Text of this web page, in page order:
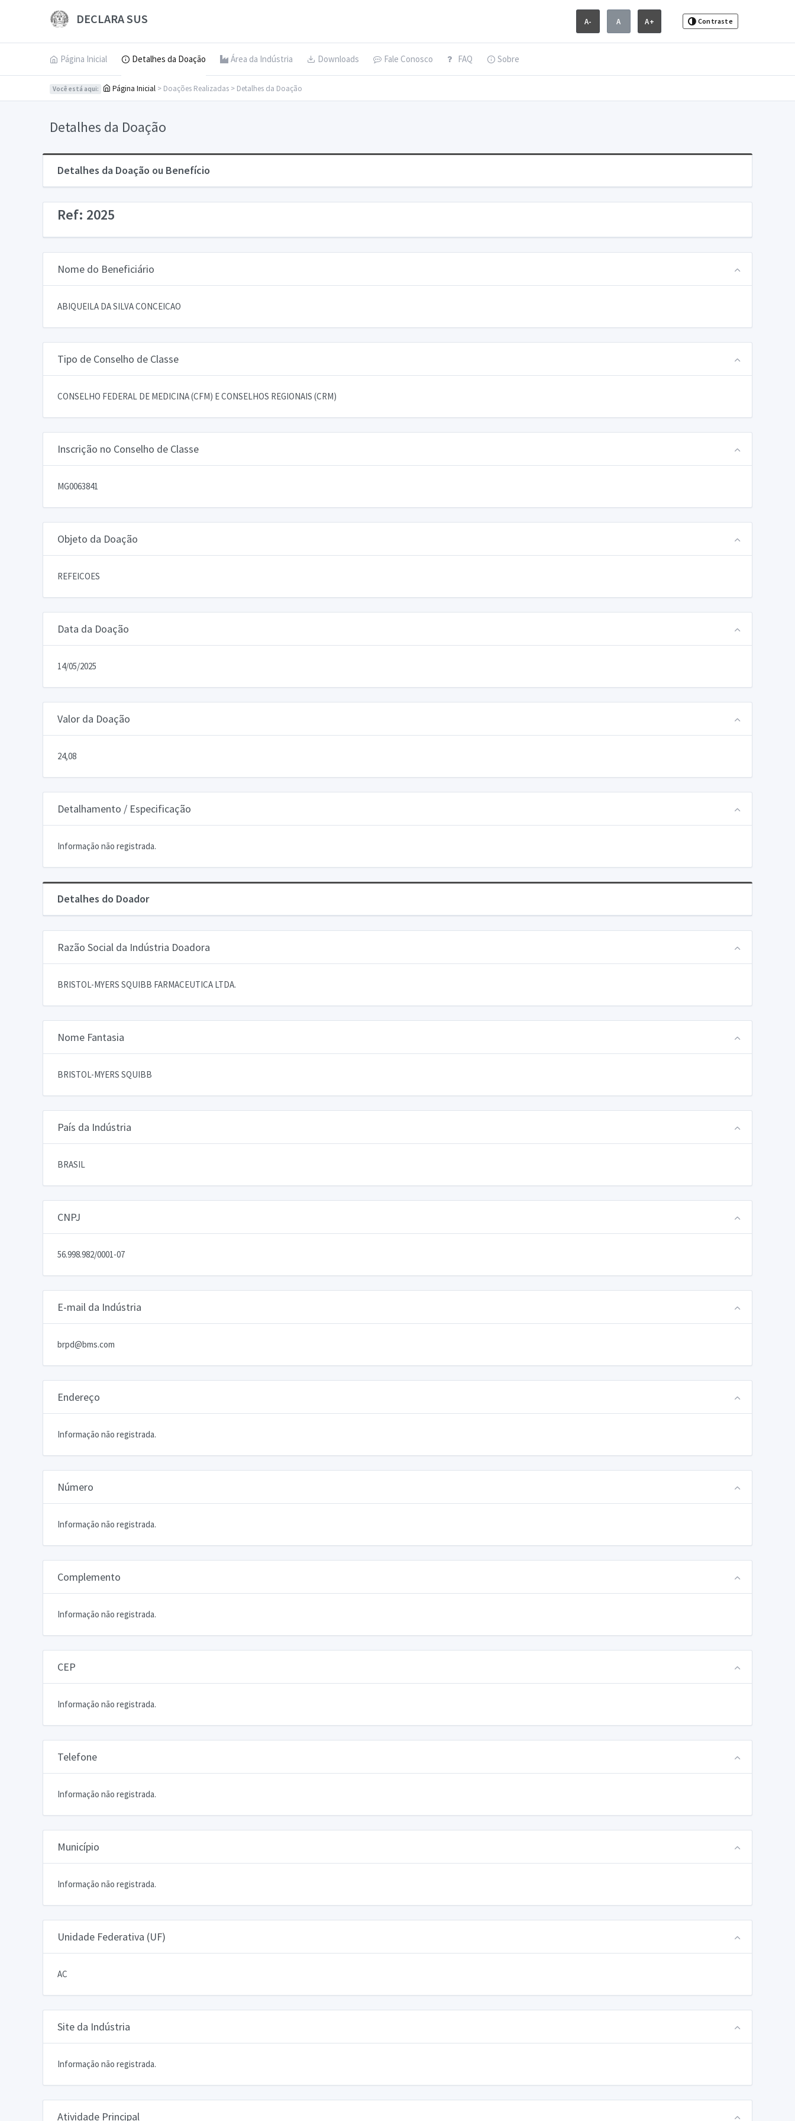
DECLARA SUS A- A A+ Contraste
Página Inicial Detalhes da Doação Área da Indústria Downloads Fale Conosco FAQ Sobre
Você está aqui: Página Inicial > Doações Realizadas > Detalhes da Doação
Detalhes da Doação
Detalhes da Doação ou Benefício
Ref: 2025
Nome do Beneficiário
ABIQUEILA DA SILVA CONCEICAO
Tipo de Conselho de Classe
CONSELHO FEDERAL DE MEDICINA (CFM) E CONSELHOS REGIONAIS (CRM)
Inscrição no Conselho de Classe
MG0063841
Objeto da Doação
REFEICOES
Data da Doação
14/05/2025
Valor da Doação
24,08
Detalhamento / Especificação
Informação não registrada.
Detalhes do Doador
Razão Social da Indústria Doadora
BRISTOL-MYERS SQUIBB FARMACEUTICA LTDA.
Nome Fantasia
BRISTOL-MYERS SQUIBB
País da Indústria
BRASIL
CNPJ
56.998.982/0001-07
E-mail da Indústria
brpd@bms.com
Endereço
Informação não registrada.
Número
Informação não registrada.
Complemento
Informação não registrada.
CEP
Informação não registrada.
Telefone
Informação não registrada.
Município
Informação não registrada.
Unidade Federativa (UF)
AC
Site da Indústria
Informação não registrada.
Atividade Principal